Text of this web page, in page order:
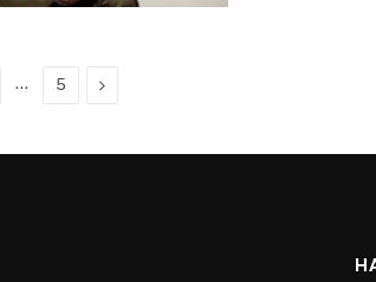
… 5 Next